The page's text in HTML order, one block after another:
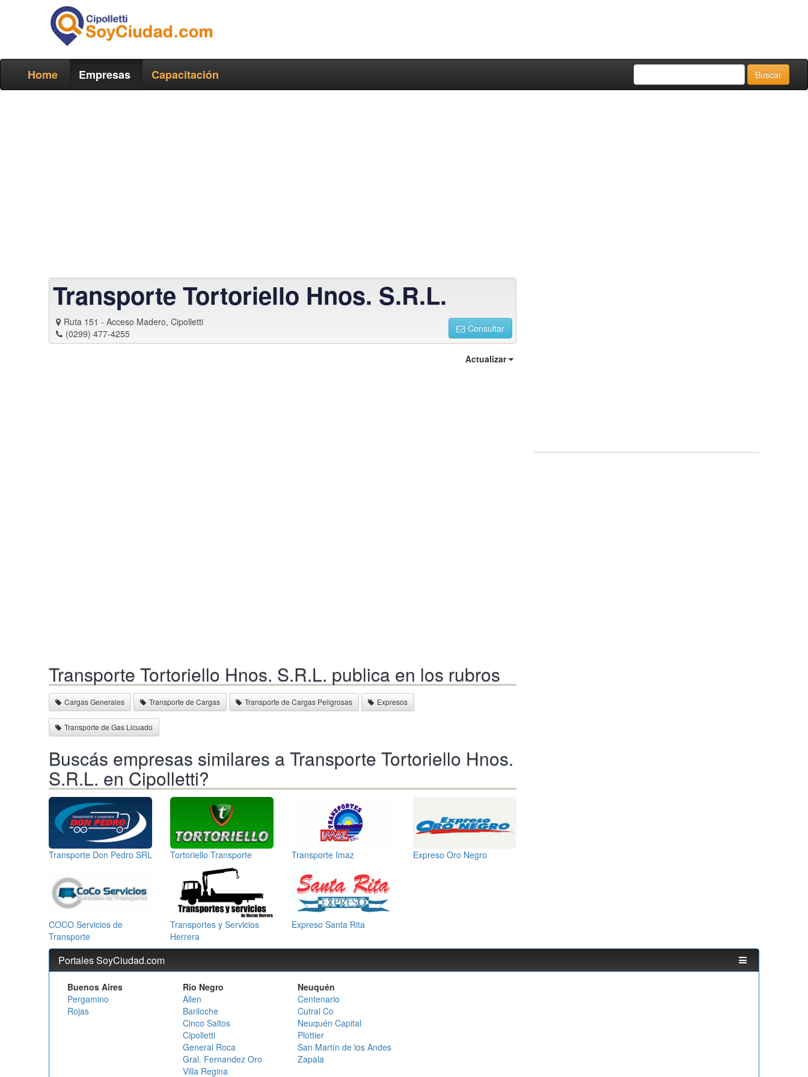
Home Empresas Capacitación
Transporte Tortoriello Hnos. S.R.L.
Ruta 151 - Acceso Madero, Cipolletti
(0299) 477-4255
Consultar
Actualizar
Transporte Tortoriello Hnos. S.R.L. publica en los rubros
Cargas Generales Transporte de Cargas Transporte de Cargas Peligrosas Expresos
Transporte de Gas Licuado
Buscás empresas similares a Transporte Tortoriello Hnos.
S.R.L. en Cipolletti?
Transporte Don Pedro SRL Tortoriello Transporte Transporte Imaz Expreso Oro Negro
COCO Servicios de
Transporte
Transportes y Servicios
Herrera
Expreso Santa Rita
Portales SoyCiudad.com
Buenos Aires
Pergamino
Rojas
Rio Negro
Allen
Bariloche
Cinco Saltos
Cipolletti
General Roca
Gral. Fernandez Oro
Villa Regina
Neuquén
Centenario
Cutral Co
Neuquén Capital
Plottier
San Martín de los Andes
Zapala